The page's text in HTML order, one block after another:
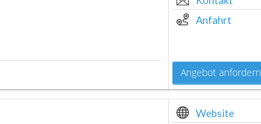
Anfahrt
Angebot anfordern
Website